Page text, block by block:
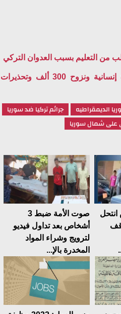
العدوان التركي على شمال سوريا.. مأساة إنسانية ونزوح 300 ألف وتحذيرات
الديمقراطيه
جرائم تركيا ضد سوريا
على شمال سوريا
صوت الأمة ضبط 3
أشخاص بعد تداول فيديو
لترويج وشراء المواد
المخدرة بالإ...